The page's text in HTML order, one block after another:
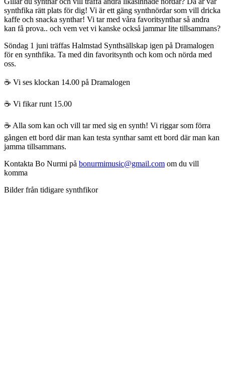
synthfika rätt plats för dig! Vi är ett gäng synthnördar som vill dricka
kaffe och snacka synthar! Vi tar med våra favoritsynthar så andra
kan få prova.. och vem vet vi kanske också jammar lite tillsammans?
Söndag 1 juni träffas Halmstad Synthsällskap igen på Dramalogen
för en synthfika. Ta med din favoritsynth och kom och nörda med
oss.
☕️ Vi ses klockan 14.00 på Dramalogen
☕️ Vi fikar runt 15.00
☕️ Alla som kan och vill tar med sig en synth! Vi riggar som förra
gången ett bord där man kan testa synthar samt ett bord där man kan
jamma tillsammans.
Kontakta Bo Nurmi på bonurmimusic@gmail.com om du vill
komma
Bilder från tidigare synthfikor